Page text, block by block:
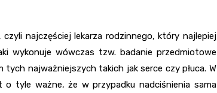
najczęściej lekarza rodzinnego, który najlepiej
wykonuje wówczas tzw. badanie przedmiotowe
najważniejszych takich jak serce czy płuca. W
tyle ważne, że w przypadku nadciśnienia sama